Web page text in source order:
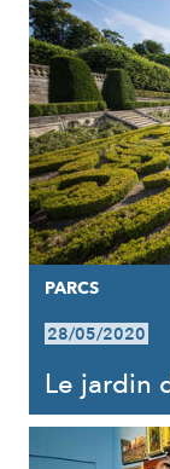
PARCS
28/05/2020
Le jardin